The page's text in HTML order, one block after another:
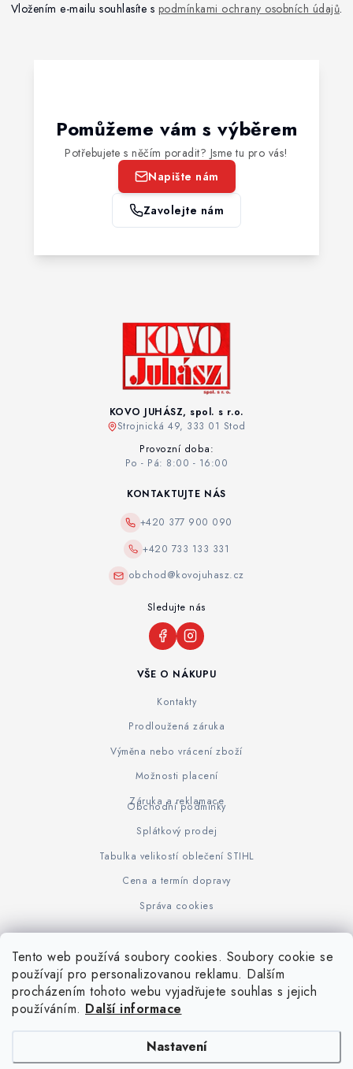
Tento web používá soubory cookies. Soubory cookie se
používají pro personalizovanou reklamu. Dalším
procházením tohoto webu vyjadřujete souhlas s jejich
používáním. Další informace
Nastavení
Vložením e-mailu souhlasíte s podmínkami ochrany osobních údajů.
Pomůžeme vám s výběrem
Potřebujete s něčím poradit? Jsme tu pro vás!
Napište nám
Zavolejte nám
KOVO JUHÁSZ, spol. s r.o.
Strojnická 49, 333 01 Stod
Provozní doba:
Po - Pá: 8:00 - 16:00
VŠE O NÁKUPU
Kontakty
Prodloužená záruka
Výměna nebo vrácení zboží
Možnosti placení
Záruka a reklamace
Obchodní podmínky
Splátkový prodej
Tabulka velikostí oblečení STIHL
Cena a termín dopravy
Správa cookies
KONTAKTUJTE NÁS
+420 377 900 090
+420 733 133 331
obchod@kovojuhasz.cz
Sledujte nás
www.KOVOJUHASZ.cz Výrobce STIHL STIHL Timbersport